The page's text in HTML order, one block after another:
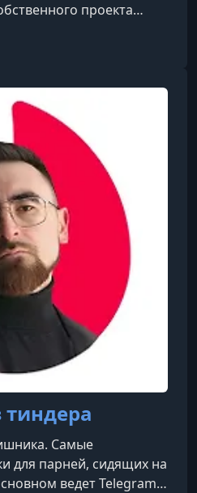
проекта
Сергеевич
1982 года в
МГУ, после чего
В своих
секретами обольщения
Одной из сфер его
проведение
Самые
для парней, сидящих на
ведет Telegram